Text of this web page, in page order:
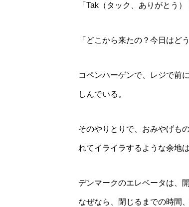
「Tak（タック、ありがとう
「どこから来たの？今日はど
コペンハーゲンで、レジで前
しんでいる。
そのやりとりで、おみやげも
れてイライラするような余地は
デンマークのエレベータは、
なぜなら、閉じるまでの時間